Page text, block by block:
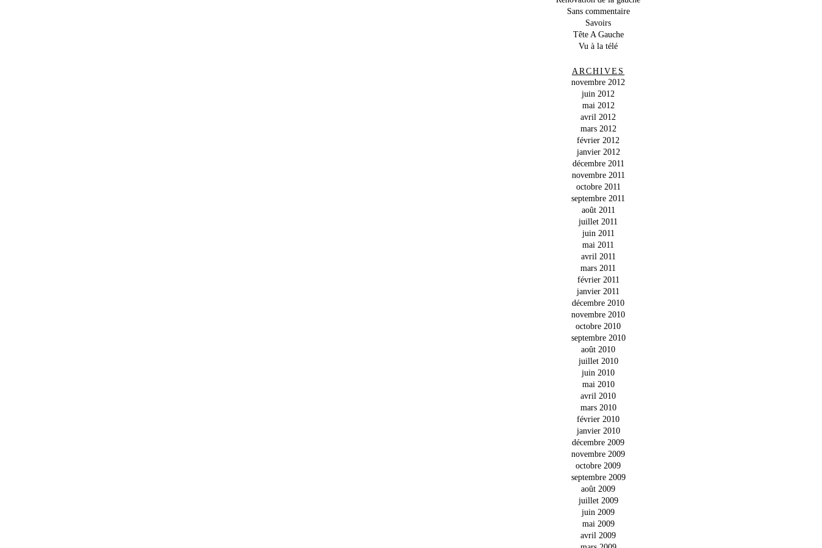
Sans commentaire
Savoirs
Tête A Gauche
Vu à la télé
ARCHIVES
novembre 2012
juin 2012
mai 2012
avril 2012
mars 2012
février 2012
janvier 2012
décembre 2011
novembre 2011
octobre 2011
septembre 2011
août 2011
juillet 2011
juin 2011
mai 2011
avril 2011
mars 2011
février 2011
janvier 2011
décembre 2010
novembre 2010
octobre 2010
septembre 2010
août 2010
juillet 2010
juin 2010
mai 2010
avril 2010
mars 2010
février 2010
janvier 2010
décembre 2009
novembre 2009
octobre 2009
septembre 2009
août 2009
juillet 2009
juin 2009
mai 2009
avril 2009